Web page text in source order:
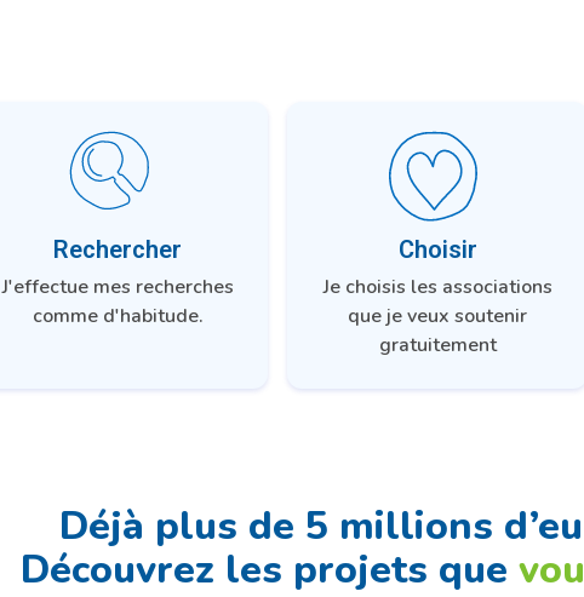
Rechercher
J'effectue mes recherches
comme d'habitude.
Choisir
Je choisis les associations
que je veux soutenir
gratuitement
Déjà plus de 5 millions
Découvrez les projets que